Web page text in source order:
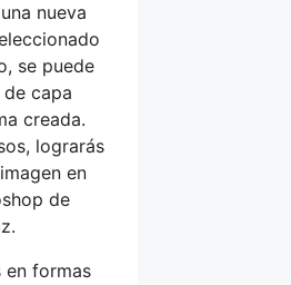
nueva
se puede
capa
creada.
lograrás
en
de
en formas